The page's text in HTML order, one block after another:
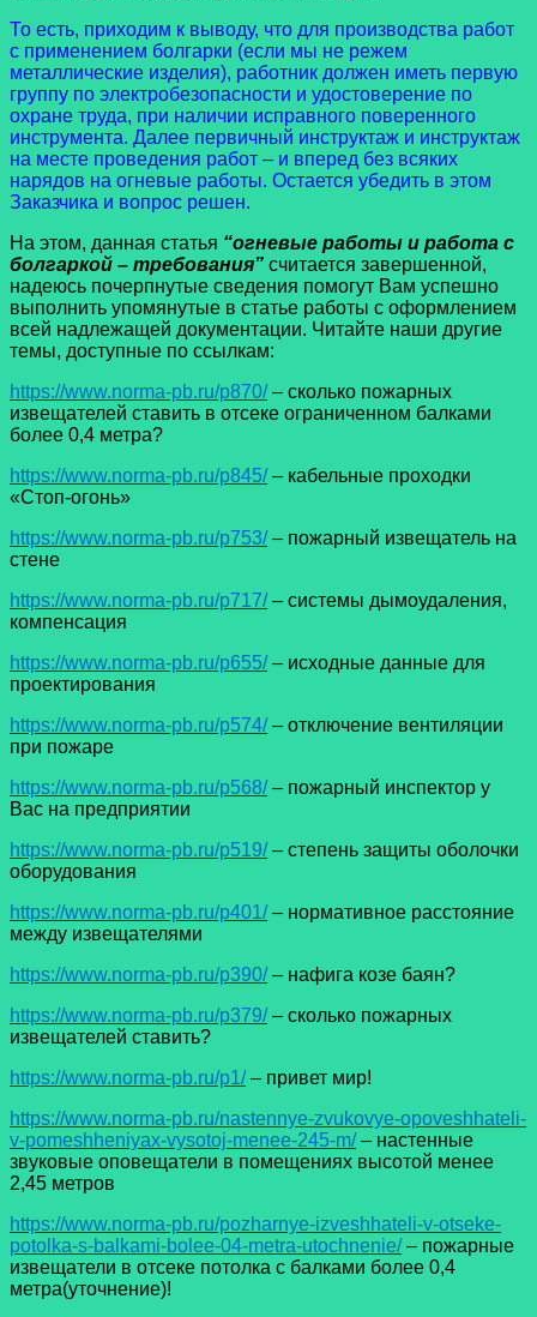
То есть, приходим к выводу, что для производства работ
с применением болгарки (если мы не режем
металлические изделия), работник должен иметь первую
группу по электробезопасности и удостоверение по
охране труда, при наличии исправного поверенного
инструмента. Далее первичный инструктаж и инструктаж
на месте проведения работ – и вперед без всяких
нарядов на огневые работы. Остается убедить в этом
Заказчика и вопрос решен.
На этом, данная статья “огневые работы и работа с
болгаркой – требования” считается завершенной,
надеюсь почерпнутые сведения помогут Вам успешно
выполнить упомянутые в статье работы с оформлением
всей надлежащей документации. Читайте наши другие
темы, доступные по ссылкам:
https://www.norma-pb.ru/p870/– сколько пожарных
извещателей ставить в отсеке ограниченном балками
более 0,4 метра?
https://www.norma-pb.ru/p845/– кабельные проходки
«Стоп-огонь»
https://www.norma-pb.ru/p753/– пожарный извещатель на
стене
https://www.norma-pb.ru/p717/– системы дымоудаления,
компенсация
https://www.norma-pb.ru/p655/– исходные данные для
проектирования
https://www.norma-pb.ru/p574/– отключение вентиляции
при пожаре
https://www.norma-pb.ru/p568/– пожарный инспектор у
Вас на предприятии
https://www.norma-pb.ru/p519/– степень защиты оболочки
оборудования
https://www.norma-pb.ru/p401/– нормативное расстояние
между извещателями
https://www.norma-pb.ru/p390/– нафига козе баян?
https://www.norma-pb.ru/p379/– сколько пожарных
извещателей ставить?
https://www.norma-pb.ru/p1/– привет мир!
https://www.norma-pb.ru/nastennye-zvukovye-opoveshhateli-
v-pomeshheniyax-vysotoj-menee-245-m/– настенные
звуковые оповещатели в помещениях высотой менее
2,45 метров
https://www.norma-pb.ru/pozharnye-izveshhateli-v-otseke-
potolka-s-balkami-bolee-04-metra-utochnenie/– пожарные
извещатели в отсеке потолка с балками более 0,4
метра(уточнение)!